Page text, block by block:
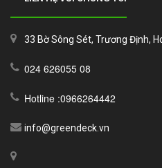
33 Bờ Sông Sét, Trương Định,
024 626055 08
Hotline :0966264442
info@greendeck.vn